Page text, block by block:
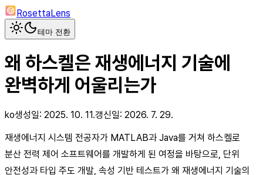
RosettaLens
테마 전환
왜 하스켈은 재생에너지 기술에
완벽하게 어울리는가
ko생성일: 2025. 10. 11.갱신일: 2026. 7. 29.
재생에너지 시스템 전공자가 MATLAB과 Java를 거쳐 하스켈로
분산 전력 제어 소프트웨어를 개발하게 된 여정을 바탕으로, 단위
안전성과 타입 주도 개발, 속성 기반 테스트가 왜 재생에너지 기술의